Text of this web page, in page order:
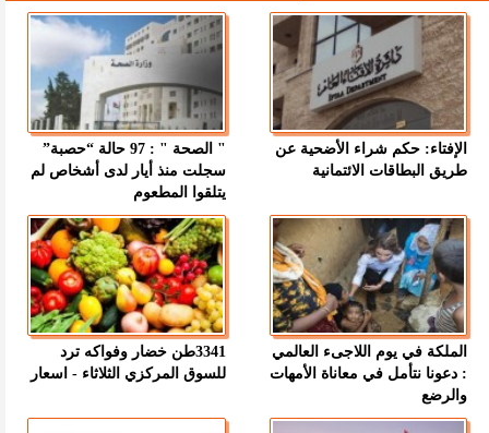
الإفتاء: حكم شراء الأضحية عن
طريق البطاقات الائتمانية
" الصحة " : 97 حالة “حصبة”
سجلت منذ أيار لدى أشخاص لم
يتلقوا المطعوم
الملكة في يوم اللاجىء العالمي
: دعونا نتأمل في معاناة الأمهات
والرضع
3341طن خضار وفواكه ترد
للسوق المركزي الثلاثاء - اسعار